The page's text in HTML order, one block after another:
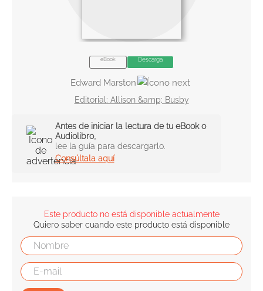
eBook Descarga
Edward Marston
Allison &amp; Busby
Antes de iniciar la lectura de tu eBook o
Audiolibro,
lee la guía para descargarlo.
Consúltala aquí
Este producto no está disponible actualmente
Quiero saber cuando este producto está disponible